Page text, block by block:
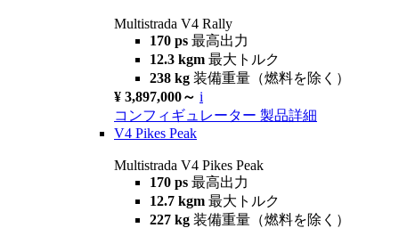
Multistrada V4 Rally
170 ps 最高出力
12.3 kgm 最大トルク
238 kg 装備重量（燃料を除く）
¥ 3,897,000～ i
コンフィギュレーター 製品詳細
V4 Pikes Peak
Multistrada V4 Pikes Peak
170 ps 最高出力
12.7 kgm 最大トルク
227 kg 装備重量（燃料を除く）